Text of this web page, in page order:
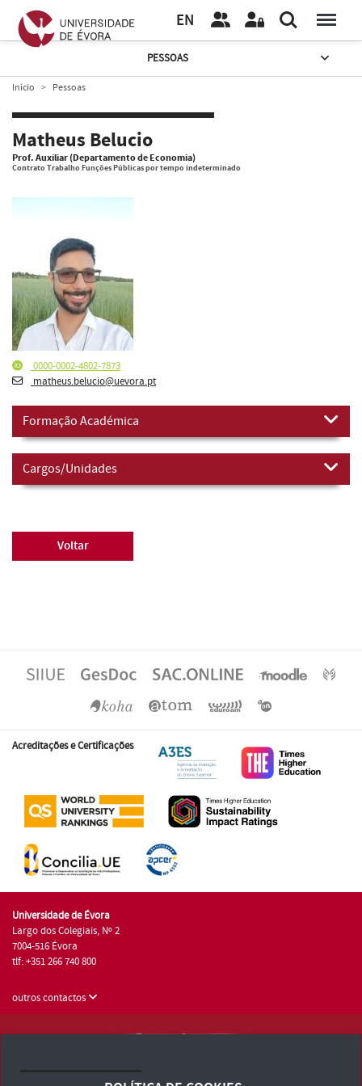
EN
PESSOAS
Início Pessoas
Matheus Belucio
Prof. Auxiliar (Departamento de Economia)
Contrato Trabalho Funções Públicas por tempo indeterminado
0000-0002-4802-7873
matheus.belucio@uevora.pt
Formação Académica
Cargos/Unidades
Voltar
Acreditações e Certificações
Universidade de Évora
Largo dos Colegiais, Nº 2
7004-516 Évora
tlf: +351 266 740 800
outros contactos
Consulte os Termos e Condições e Política de Privacidade